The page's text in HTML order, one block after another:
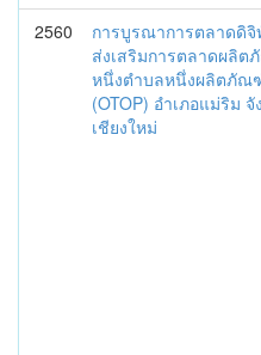
2560
การบูรณาการตลาดดิจิ
ส่งเสริมการตลาดผลิ
หนึ่งตำบลหนึ่งผลิตภัณ
(OTOP) อำเภอแม่ริม จั
เชียงใหม่